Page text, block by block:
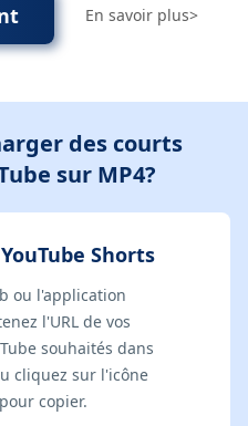
En savoir plus>
des courts
sur MP4?
Shorts
ou l'application
l'URL de vos
souhaités dans
cliquez sur l'icône
copier.